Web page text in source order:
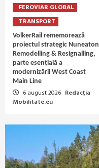
FEROVIAR GLOBAL
TRANSPORT
VolkerRail rememorează
proiectul strategic Nuneaton
Remodelling & Resignalling,
parte esențială a
modernizării West Coast
Main Line
6 august 2026 Redacția
Mobilitate.eu